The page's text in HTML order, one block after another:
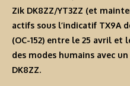
Zik DK8ZZ/YT3ZZ (et
actifs sous l’indicatif TX9A
(OC-152) entre le 25 avril et
des modes humains avec
DK8ZZ.